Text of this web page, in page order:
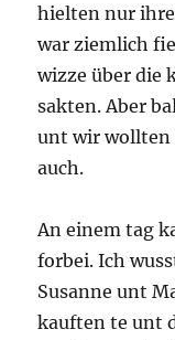
hielten nur ihre
war ziemlich
wizze über die
sakten. Aber
unt wir wollten
auch.
An einem tag
forbei. Ich
Susanne unt
kauften te unt